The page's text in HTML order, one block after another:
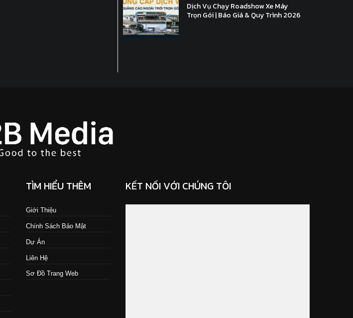
Dịch Vụ Chạy Roadshow Xe Máy
Trọn Gói | Báo Giá & Quy Trình 2026
TÌM HIỂU THÊM
Giới Thiệu
Chính Sách Bảo Mật
Dự Án
Liên Hệ
Sơ Đồ Trang Web
KẾT NỐI VỚI CHÚNG TÔI